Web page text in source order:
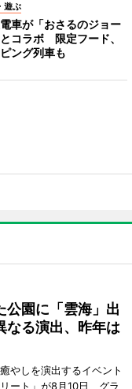
遊ぶ
車が「おさるのジョー
コラボ 限定フード、
ング列車も
公園に「雲海」出
る演出、昨年は
やしを演出するイベント
ート」が8月10日、グラ